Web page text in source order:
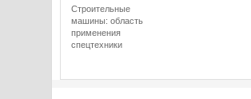
Строительные
машины: область
применения
спецтехники